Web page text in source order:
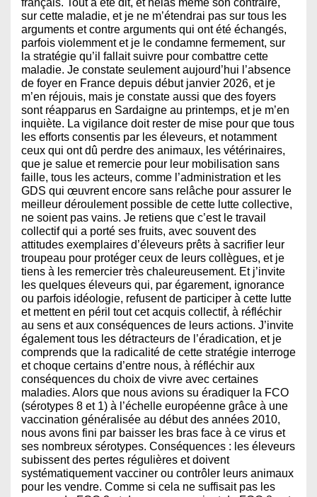
sur cette maladie, et je ne m’étendrai pas sur tous les
arguments et contre arguments qui ont été échangés,
parfois violemment et je le condamne fermement, sur
la stratégie qu’il fallait suivre pour combattre cette
maladie. Je constate seulement aujourd’hui l’absence
de foyer en France depuis début janvier 2026, et je
m’en réjouis, mais je constate aussi que des foyers
sont réapparus en Sardaigne au printemps, et je m’en
inquiète. La vigilance doit rester de mise pour que tous
les efforts consentis par les éleveurs, et notamment
ceux qui ont dû perdre des animaux, les vétérinaires,
que je salue et remercie pour leur mobilisation sans
faille, tous les acteurs, comme l’administration et les
GDS qui œuvrent encore sans relâche pour assurer le
meilleur déroulement possible de cette lutte collective,
ne soient pas vains. Je retiens que c’est le travail
collectif qui a porté ses fruits, avec souvent des
attitudes exemplaires d’éleveurs prêts à sacrifier leur
troupeau pour protéger ceux de leurs collègues, et je
tiens à les remercier très chaleureusement. Et j’invite
les quelques éleveurs qui, par égarement, ignorance
ou parfois idéologie, refusent de participer à cette lutte
et mettent en péril tout cet acquis collectif, à réfléchir
au sens et aux conséquences de leurs actions. J’invite
également tous les détracteurs de l’éradication, et je
comprends que la radicalité de cette stratégie interroge
et choque certains d’entre nous, à réfléchir aux
conséquences du choix de vivre avec certaines
maladies. Alors que nous avions su éradiquer la FCO
(sérotypes 8 et 1) à l’échelle européenne grâce à une
vaccination généralisée au début des années 2010,
nous avons fini par baisser les bras face à ce virus et
ses nombreux sérotypes. Conséquences : les éleveurs
subissent des pertes régulières et doivent
systématiquement vacciner ou contrôler leurs animaux
pour les vendre. Comme si cela ne suffisait pas les